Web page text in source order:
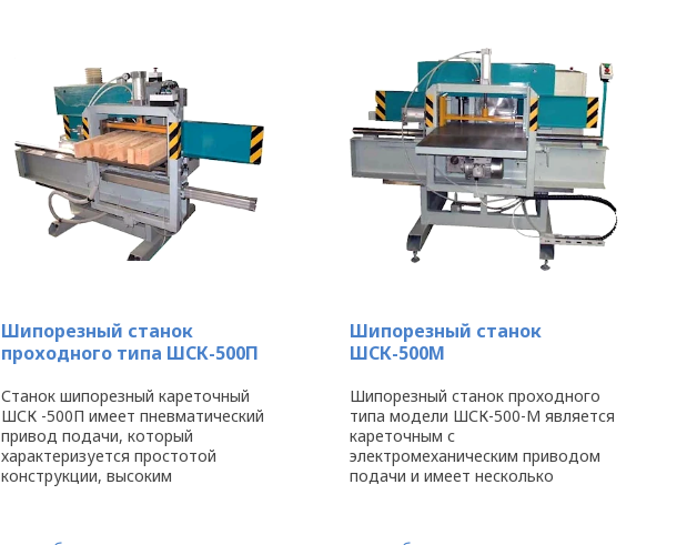
Шипорезный станок
проходного типа ШСК-500П
Станок шипорезный кареточный
ШСК -500П имеет пневматический
привод подачи, который
характеризуется простотой
конструкции, высоким
Шипорезный станок
ШСК-500М
Шипорезный станок проходного
типа модели ШСК-500-М является
кареточным с
электромеханическим приводом
подачи и имеет несколько